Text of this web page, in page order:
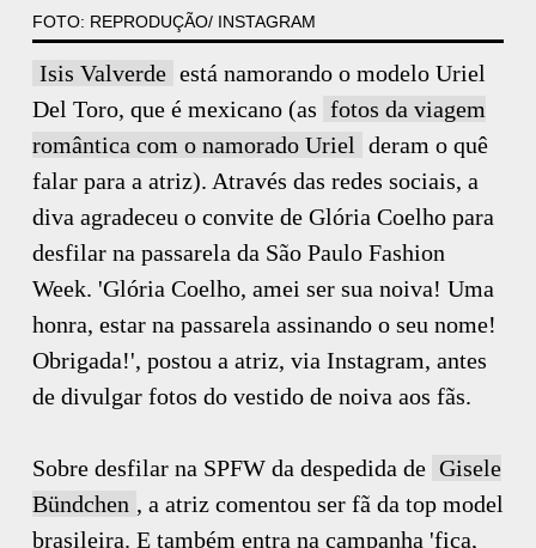
FOTO: REPRODUÇÃO/ INSTAGRAM
Isis Valverde está namorando o modelo Uriel
Del Toro, que é mexicano (as fotos da viagem
romântica com o namorado Uriel deram o quê
falar para a atriz). Através das redes sociais, a
diva agradeceu o convite de Glória Coelho para
desfilar na passarela da São Paulo Fashion
Week. 'Glória Coelho, amei ser sua noiva! Uma
honra, estar na passarela assinando o seu nome!
Obrigada!', postou a atriz, via Instagram, antes
de divulgar fotos do vestido de noiva aos fãs.
Sobre desfilar na SPFW da despedida de Gisele
Bündchen , a atriz comentou ser fã da top model
brasileira. E também entra na campanha 'fica,